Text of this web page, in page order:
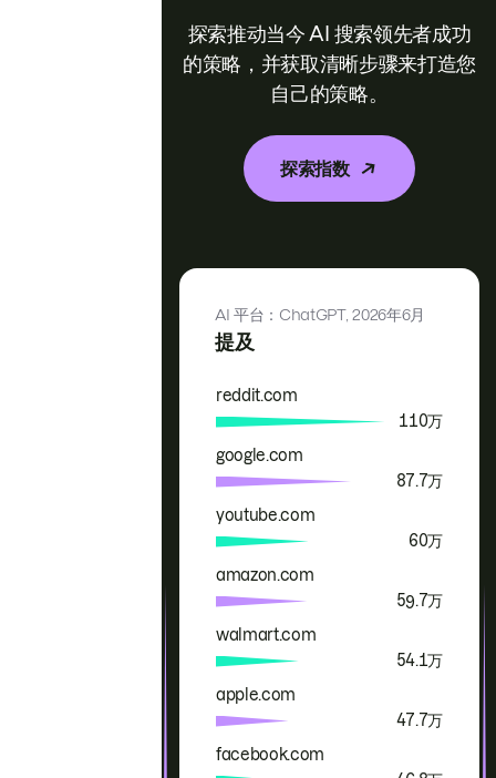
探索推动当今 AI 搜索领先者成功
的策略，并获取清晰步骤来打造您
自己的策略。
探索指数
提及
AI 平台：ChatGPT,2026年6月
品牌 提及
reddit.com
110万
google.com
87.7万
youtube.com
60万
amazon.com
59.7万
walmart.com
54.1万
apple.com
47.7万
facebook.com